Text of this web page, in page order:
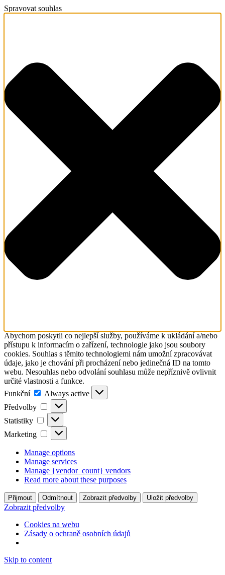
Spravovat souhlas
Abychom poskytli co nejlepší služby, používáme k ukládání a/nebo
přístupu k informacím o zařízení, technologie jako jsou soubory
cookies. Souhlas s těmito technologiemi nám umožní zpracovávat
údaje, jako je chování při procházení nebo jedinečná ID na tomto
webu. Nesouhlas nebo odvolání souhlasu může nepříznivě ovlivnit
určité vlastnosti a funkce.
Funkční
Funkční
Always active
Předvolby
Předvolby
Statistiky Statistiky
Marketing Marketing
Manage options
Manage services
Manage {vendor_count} vendors
Read more about these purposes
Přijmout Odmítnout Zobrazit předvolby Uložit předvolby
Zobrazit předvolby
Cookies na webu
Zásady o ochraně osobních údajů
Skip to content